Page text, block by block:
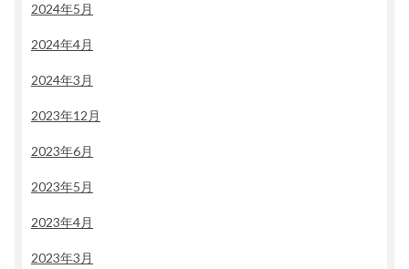
2024年5月
2024年4月
2024年3月
2023年12月
2023年6月
2023年5月
2023年4月
2023年3月